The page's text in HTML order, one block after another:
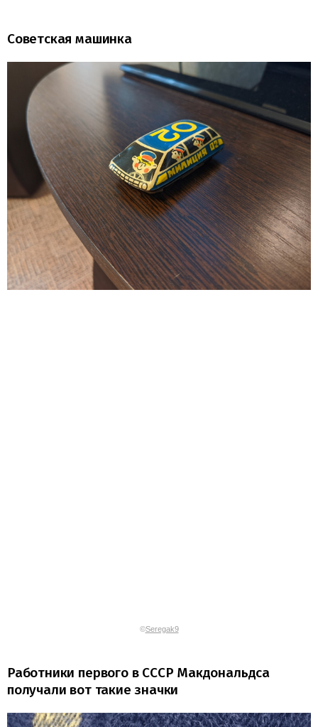
Советская машинка
©Seregak9
Работники первого в СССР Макдональдса
получали вот такие значки